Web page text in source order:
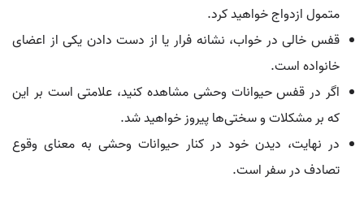
متمول ازدواج خواهید کرد.
قفس خالی در خواب، نشانه فرار یا از دست دادن یکی از اعضای
خانواده است.
اگر در قفس حیوانات وحشی مشاهده کنید، علامتی است بر این
که بر مشکلات و سختی‌ها پیروز خواهید شد.
در نهایت، دیدن خود در کنار حیوانات وحشی به معنای وقوع
تصادف در سفر است.